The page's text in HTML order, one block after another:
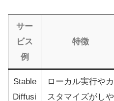
サー
ビス
例
特徴
Stable
Diffusi
ローカル実行やカ
スタマイズがしや